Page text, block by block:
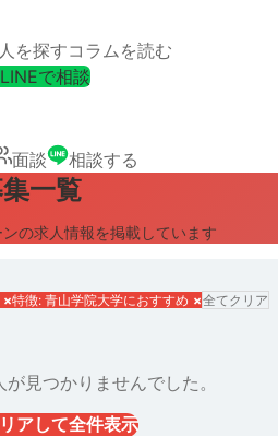
を探すコラムを読む
LINEで相談
面談 相談する
一覧
の求人情報を掲載しています
×特徴: 青山学院大学におすすめ ×全てクリア
見つかりませんでした。
アして全件表示